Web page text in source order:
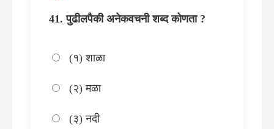
पुढीलपैकी अनेकवचनी शब्द कोणता ?
(१) शाळा
(२) मळा
(३) नदी